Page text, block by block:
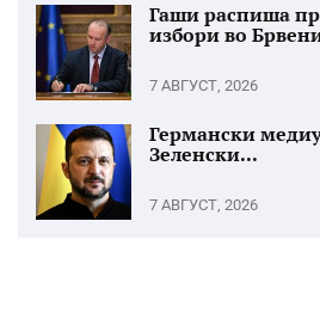
Гаши распиша
избори во
7 АВГУСТ, 2026
Германски
Зеленски...
7 АВГУСТ, 2026